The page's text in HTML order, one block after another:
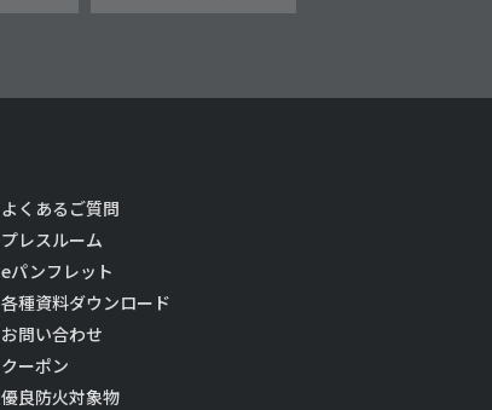
よくあるご質問
プレスルーム
eパンフレット
各種資料ダウンロード
お問い合わせ
クーポン
優良防火対象物